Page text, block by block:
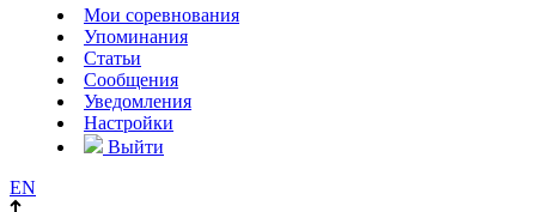
Мои соревнования
Упоминания
Статьи
Сообщения
Уведомления
Настройки
Выйти
EN